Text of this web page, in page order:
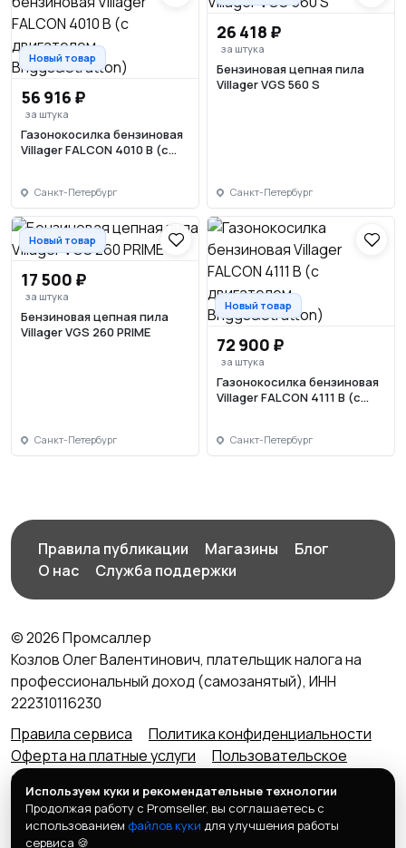
Новый товар
56 916 ₽
за штука
Газонокосилка бензиновая
Villager FALCON 4010 B (с
Санкт-Петербург
26 418 ₽
за штука
Бензиновая цепная пила
Villager VGS 560 S
Санкт-Петербург
Новый товар
17 500 ₽
за штука
Бензиновая цепная пила
Villager VGS 260 PRIME
Санкт-Петербург
Новый товар
72 900 ₽
за штука
Газонокосилка бензиновая
Villager FALCON 4111 B (с
Санкт-Петербург
Правила публикации Магазины
Блог
О нас
Служба поддержки
© 2026 Промсаллер
Козлов Олег Валентинович, плательщик налога на
профессиональный доход (самозанятый), ИНН
222310116230
Правила сервиса
Политика конфиденциальности
Оферта на платные услуги
Пользовательское
соглашение
продавцов
Контакты портала
Портал ПРОМСАЛЛЕР (Promsaller.ru) не является
Используем куки и рекомендательные технологии
Продолжая работу с Promseller, вы соглашаетесь с
использованием файлов куки для улучшения работы
сервиса 🍪